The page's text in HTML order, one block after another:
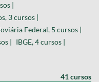
|
3 cursos |
Federal, 5 cursos |
|
IBGE, 4 cursos |
41 cursos